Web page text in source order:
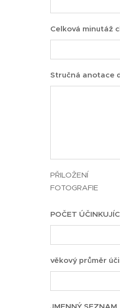
Celková minutáž
Stručná anotace
PŘILOŽENÍ
FOTOGRAFIE
POČET
věkový průměr